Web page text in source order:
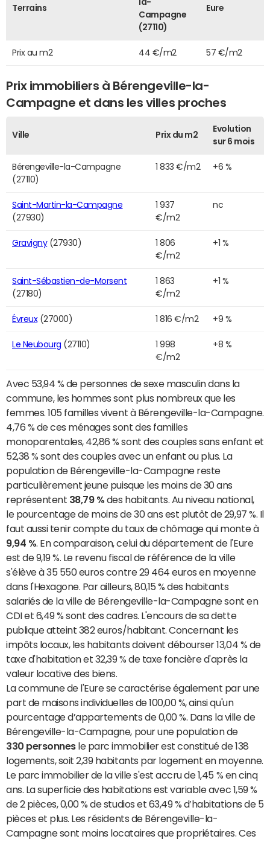
Terrains
la-
Campagne
(27110)
Eure
Prix au m2 44 €/m2 57 €/m2
Prix immobiliers à Bérengeville-la-
Campagne et dans les villes proches
Ville Prix du m2
Evolution
sur 6 mois
Bérengeville-la-Campagne
(27110)
1 833 €/m2 +6 %
Saint-Martin-la-Campagne
(27930)
1 937
€/m2
nc
Gravigny(27930)
1 806
€/m2
+1 %
Saint-Sébastien-de-Morsent
(27180)
1 863
€/m2
+1 %
Évreux(27000) 1 816 €/m2 +9 %
Le Neubourg (27110)
1 998
€/m2
+8 %
Avec 53,94 % de personnes de sexe masculin dans la
commune, les hommes sont plus nombreux que les
femmes. 105 familles vivent à Bérengeville-la-Campagne.
4,76 % de ces ménages sont des familles
monoparentales, 42,86 % sont des couples sans enfant et
52,38 % sont des couples avec un enfant ou plus. La
population de Bérengeville-la-Campagne reste
particulièrement jeune puisque les moins de 30 ans
représentent 38,79 % des habitants. Au niveau national,
le pourcentage de moins de 30 ans est plutôt de 29,97 %. Il
faut aussi tenir compte du taux de chômage qui monte à
9,94 % . En comparaison, celui du département de l'Eure
est de 9,19 %. Le revenu fiscal de référence de la ville
s'élève à 35 550 euros contre 29 464 euros en moyenne
dans l'Hexagone. Par ailleurs, 80,15 % des habitants
salariés de la ville de Bérengeville-la-Campagne sont en
CDI et 6,49 % sont des cadres. L'encours de sa dette
publique atteint 382 euros/habitant. Concernant les
impôts locaux, les habitants doivent débourser 13,04 % de
taxe d'habitation et 32,39 % de taxe foncière d'après la
valeur locative des biens.
La commune de l'Eure se caractérise également par une
part de maisons individuelles de 100,00 %, ainsi qu'un
pourcentage d’appartements de 0,00 %. Dans la ville de
Bérengeville-la-Campagne, pour une population de
330 personnesle parc immobilier est constitué de 138
logements, soit 2,39 habitants par logement en moyenne.
Le parc immobilier de la ville s'est accru de 1,45 % en cinq
ans. La superficie des habitations est variable avec 1,59 %
de 2 pièces, 0,00 % de studios et 63,49 % d’habitations de 5
pièces et plus. Les résidents de Bérengeville-la-
Campagne sont moins locataires que propriétaires. Ces